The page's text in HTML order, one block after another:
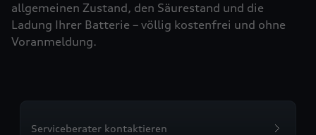
allgemeinen Zustand, den Säurestand und die
Ladung Ihrer Batterie – völlig kostenfrei und ohne
Voranmeldung.
Serviceberater kontaktieren